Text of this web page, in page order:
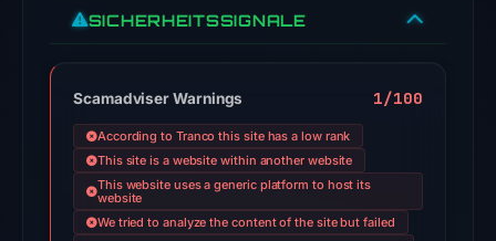
VirusTotal
engines
the
domain
on
Jul
18,
SICHERHEITSSIGNALE
Scamadviser Warnings 1/100
According to Tranco this site has a low rank
This site is a website within another website
This website uses a generic platform to host its
website
We tried to analyze the content of the site but failed